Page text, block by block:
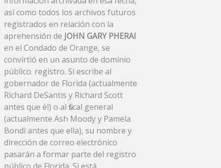
así como todos los archivos futuros
registrados en relación con la
aprehensión de JOHN GARY PHERAI
en el Condado de Orange, se
convirtió en un asunto de dominio
público. registro. Si escribe al
gobernador de Florida (actualmente
Richard DeSantis y Richard Scott
antes que él) o al fiscal general
(actualmente Ash Moody y Pamela
Bondi antes que ella), su nombre y
dirección de correo electrónico
pasarán a formar parte del registro